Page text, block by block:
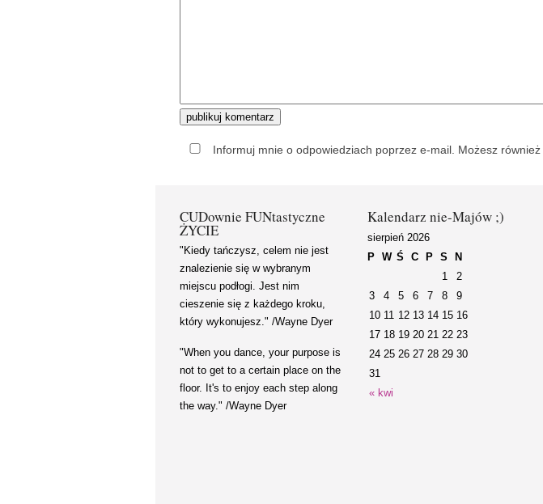
Informuj mnie o odpowiedziach poprzez e-mail. Możesz również
CUDownie FUNtastyczne
ŻYCIE
"Kiedy tańczysz, celem nie jest
znalezienie się w wybranym
miejscu podłogi. Jest nim
cieszenie się z każdego kroku,
który wykonujesz." /Wayne Dyer
"When you dance, your purpose is
not to get to a certain place on the
floor. It's to enjoy each step along
the way." /Wayne Dyer
Kalendarz nie-Majów ;)
sierpień 2026
P W Ś C P S N
« kwi
1
2
3
4 5 6 7 8
9
10 11 12 13 14 15 16
17 18 19 20 21 22 23
24 25 26 27 28 29 30
31